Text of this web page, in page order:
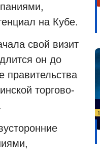
на Кубе.
свой визит
он до
правительства
торгово-